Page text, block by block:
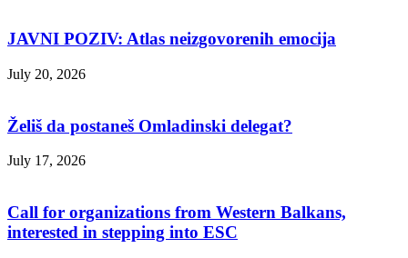
JAVNI POZIV: Atlas neizgovorenih emocija
July 20, 2026
Želiš da postaneš Omladinski delegat?
July 17, 2026
Call for organizations from Western Balkans,
interested in stepping into ESC